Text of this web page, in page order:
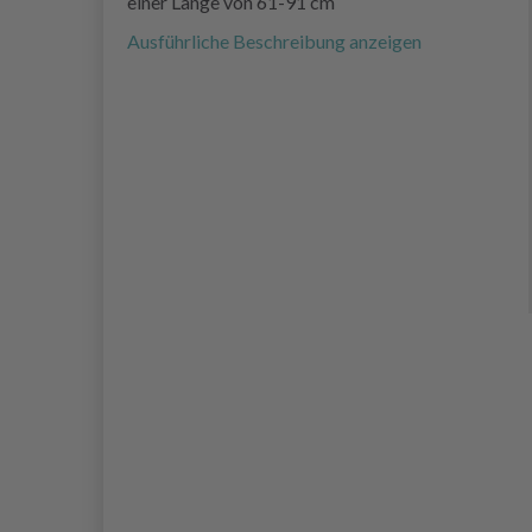
Ausführliche Beschreibung anzeigen